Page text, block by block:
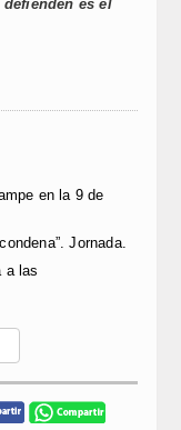
es el
en la 9 de
Jornada.
a las